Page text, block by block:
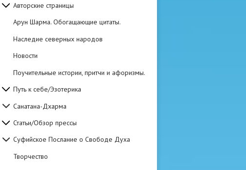
Авторские страницы
Арун Шарма. Обогащающие цитаты.
Наследие северных народов
Новости
Поучительные истории, притчи и афоризмы.
Путь к себе/Эзотерика
Санатана-Дхарма
Статьи/Обзор прессы
Суфийское Послание о Свободе Духа
Творчество